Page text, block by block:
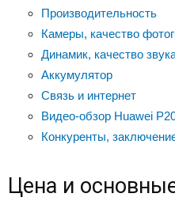
Производительность
Камеры, качество
Динамик, качество
Аккумулятор
Связь и интернет
Видео-обзор Huawei
Конкуренты,
Цена и